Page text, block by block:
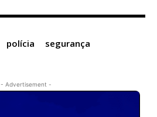
polícia segurança
- Advertisement -